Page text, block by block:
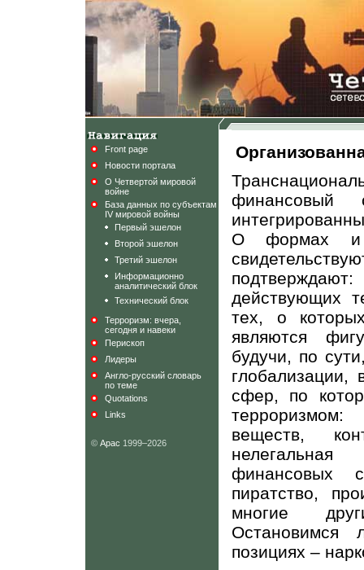
Front page
Новости портала
О Четвертой мировой
войне
База данных по субъектам
IV мировой войны
Первый эшелон
Второй эшелон
Третий эшелон
Информационно
аналитический блок
Технический блок
Терроризм: вчера,
сегодня и навеки
Перископ
Лидеры
Англо-русский словарь
по теме
Quotations
Links
© Арас 1999–2026
финансовый
О формах и
действующих
тех, о
являются
будучи, по
глобализации,
сфер, по
веществ,
нелегальная
финансовых
пиратство,
многие
Остановимся
позициях –